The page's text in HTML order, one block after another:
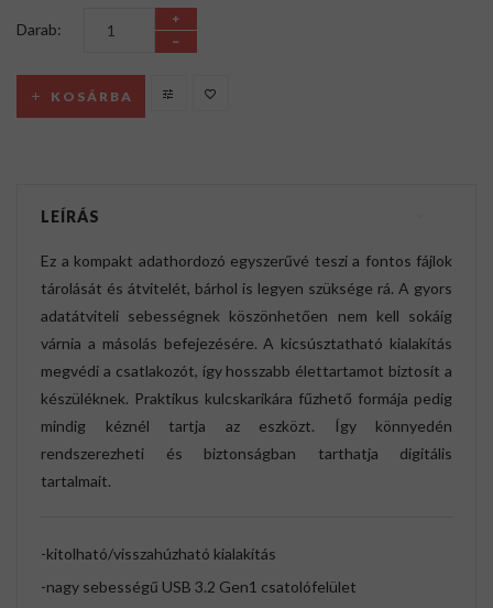
Darab:
KOSÁRBA
LEÍRÁS
Ez a kompakt adathordozó egyszerűvé teszi a fontos fájlok
tárolását és átvitelét, bárhol is legyen szüksége rá. A gyors
adatátviteli sebességnek köszönhetően nem kell sokáig
várnia a másolás befejezésére. A kicsúsztatható kialakítás
megvédi a csatlakozót, így hosszabb élettartamot biztosít a
készüléknek. Praktikus kulcskarikára fűzhető formája pedig
mindig kéznél tartja az eszközt. Így könnyedén
rendszerezheti és biztonságban tarthatja digitális
tartalmait.
-kitolható/visszahúzható kialakítás
-nagy sebességű USB 3.2 Gen1 csatolófelület